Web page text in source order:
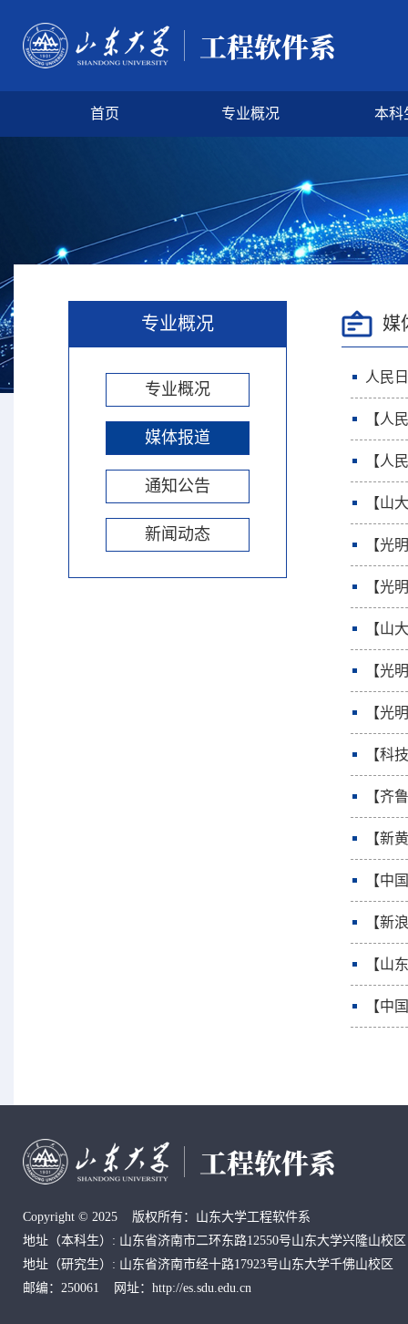
首页 专业概况 本科
专业概况
专业概况
媒体报道
通知公告
新闻动态
媒
人民
【人
【人
【山
【光
【光
【山
【光
【光
【科
【齐
【新
【中
【新
【山
【中
Copyright © 2025 版权所有：山东大学工程软件系
地址 （本科生） : 山东省济南市二环东路12550号山东大学兴隆山校区
地址 （研究生） : 山东省济南市经十路17923号山东大学千佛山校区
邮编：250061 网址：http://es.sdu.edu.cn